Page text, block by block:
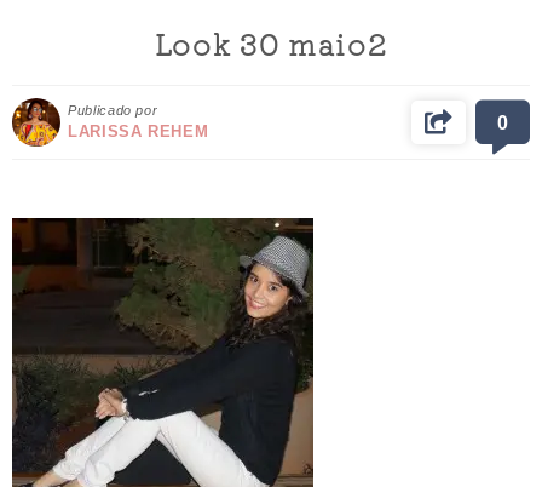
Look 30 maio2
Publicado por
LARISSA REHEM 0